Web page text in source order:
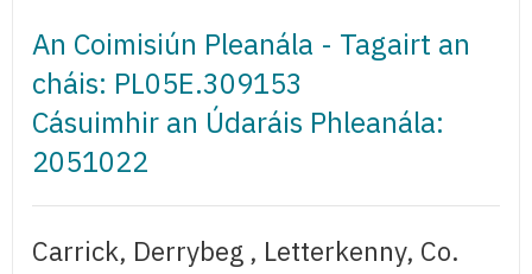
An Coimisiún Pleanála - Tagairt an
cháis: PL05E.309153
Cásuimhir an Údaráis Phleanála:
2051022
Carrick, Derrybeg , Letterkenny, Co.